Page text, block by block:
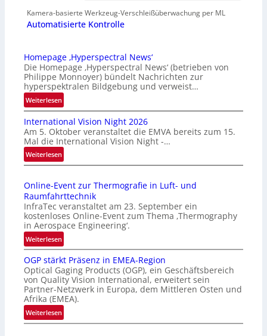
Kamera-basierte Werkzeug-Verschleißüberwachung per ML
Automatisierte Kontrolle
Homepage ‚Hyperspectral News‘
Die Homepage ‚Hyperspectral News‘ (betrieben von
Philippe Monnoyer) bündelt Nachrichten zur
hyperspektralen Bildgebung und verweist…
Weiterlesen:
H
o
m
e
p
a
e
‚
H
y
p
e
r
s
p
e
c
t
r
International Vision Night 2026
Am 5. Oktober veranstaltet die EMVA bereits zum 15.
Mal die International Vision Night -…
Weiterlesen:
I
t
e
r
n
a
t
o
n
a
l
V
i
Online-Event zur Thermografie in Luft- und
Raumfahrttechnik
InfraTec veranstaltet am 23. September ein
kostenloses Online-Event zum Thema ‚Thermography
in Aerospace Engineering‘.
Weiterlesen:
O
n
l
i
n
e
-
OGP stärkt Präsenz in EMEA-Region
Optical Gaging Products (OGP), ein Geschäftsbereich
von Quality Vision International, erweitert sein
Partner-Netzwerk in Europa, dem Mittleren Osten und
Afrika (EMEA).
Weiterlesen:
O